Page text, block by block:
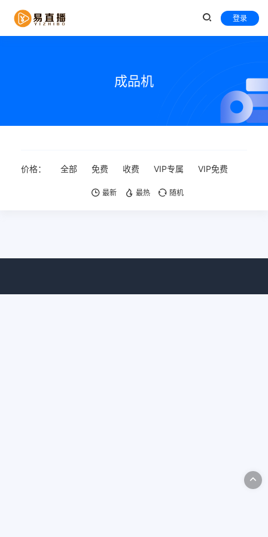
登录
成品机
价格： 全部 免费 收费 VIP专属 VIP免费
最新 最热 随机